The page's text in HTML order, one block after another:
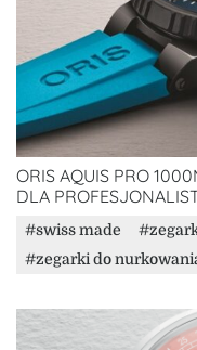
ORIS AQUIS PRO
DLA
swiss made
zegarki do